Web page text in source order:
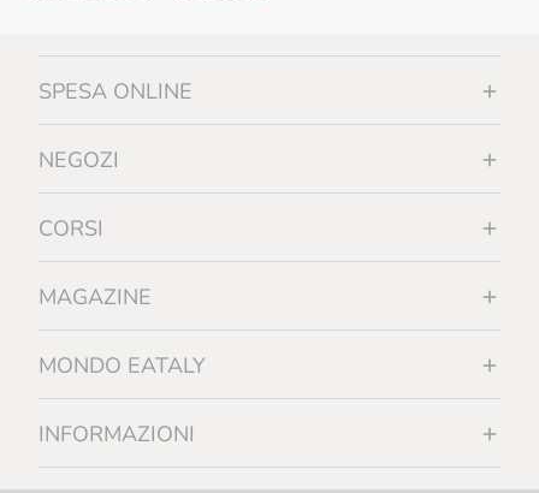
SPESA ONLINE
NEGOZI
CORSI
MAGAZINE
MONDO EATALY
INFORMAZIONI